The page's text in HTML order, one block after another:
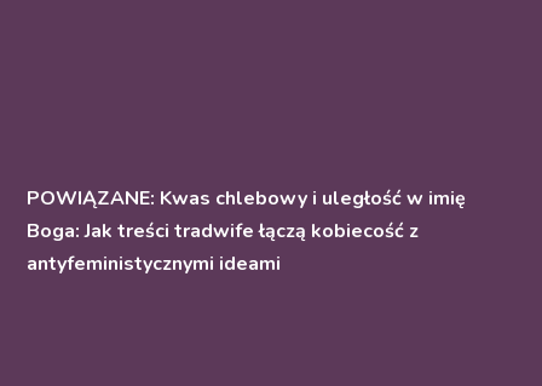
POWIĄZANE: Kwas chlebowy i uległość w imię
Boga: Jak treści tradwife łączą kobiecość z
antyfeministycznymi ideami